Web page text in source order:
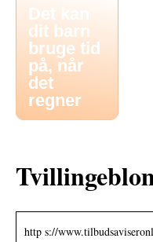
Det kan
dit barn
bruge tid
på, når
det
regner
http s://